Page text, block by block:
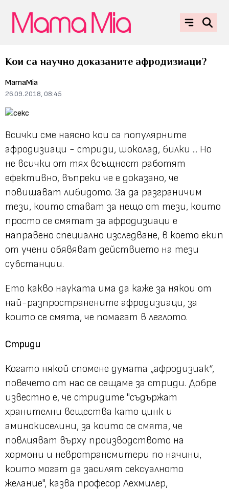
Кои са научно доказаните афродизиаци?
MamaMia
26.09.2018, 08:45
Всички сме наясно кои са популярните
афродизиаци - стриди, шоколад, билки ... Но
не всички от тях всъщност работят
ефективно, въпреки че е доказано, че
повишават либидото. За да разграничим
тези, които стават за нещо от тези, които
просто се смятат за афродизиаци е
направено специално изследване, в което екип
от учени обявяват действието на тези
субстанции.
Ето какво науката има да каже за някои от
най-разпространените афродизиаци, за
които се смята, че помагат в леглото.
Стриди
Когато някой спомене думата „афродизиак“,
повечето от нас се сещаме за стриди. Добре
известно е, че стридите "съдържат
хранителни вещества като цинк и
аминокиселини, за които се смята, че
повлияват върху производството на
хормони и невротрансмитери по начини,
които могат да засилят сексуалното
желание", казва професор Лехмилер,